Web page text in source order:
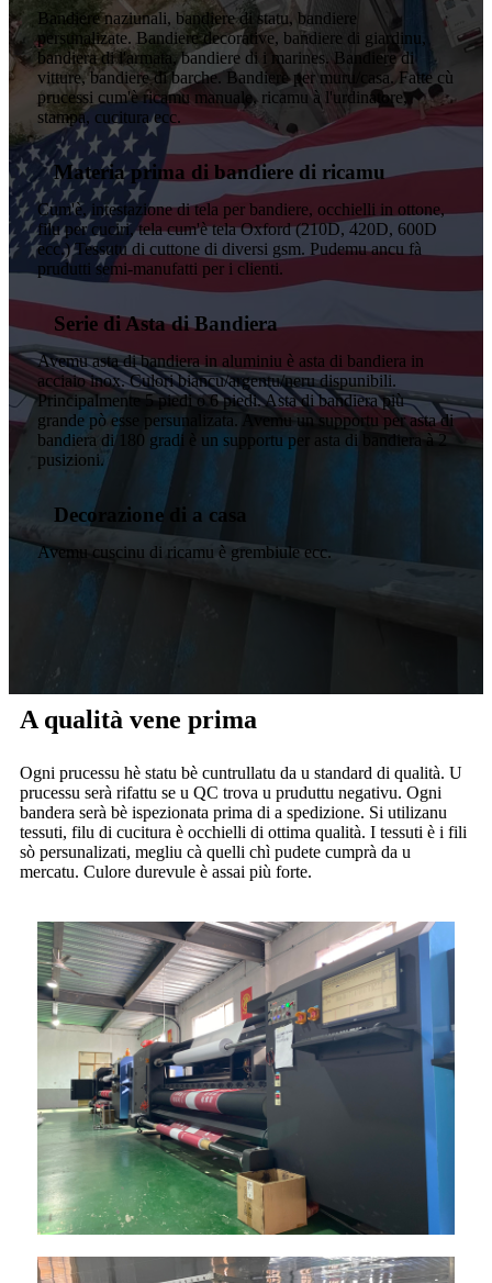
Bandiere naziunali, bandiere di statu, bandiere
persunalizate. Bandiere decorative, bandiere di giardinu,
bandiera di l'armata, bandiere di i marines. Bandiere di
vitture, bandiere di barche. Bandiere per muru/casa. Fatte cù
prucessi cum'è ricamu manuale, ricamu à l'urdinatore,
stampa, cucitura ecc.
Materia prima di bandiere di ricamu
Cum'è, intestazione di tela per bandiere, occhielli in ottone,
filu per cuciri, tela cum'è tela Oxford (210D, 420D, 600D
ecc.) Tessutu di cuttone di diversi gsm. Pudemu ancu fà
prudutti semi-manufatti per i clienti.
Serie di Asta di Bandiera
Avemu asta di bandiera in aluminiu è asta di bandiera in
acciaio inox. Culori biancu/argentu/neru dispunibili.
Principalmente 5 piedi o 6 piedi. Asta di bandiera più
grande pò esse persunalizata. Avemu un supportu per asta di
bandiera di 180 gradi è un supportu per asta di bandiera à 2
pusizioni.
Decorazione di a casa
Avemu cuscinu di ricamu è grembiule ecc.
A qualità vene prima
Ogni prucessu hè statu bè cuntrullatu da u standard di qualità. U
prucessu serà rifattu se u QC trova u pruduttu negativu. Ogni
bandera serà bè ispezionata prima di a spedizione. Si utilizanu
tessuti, filu di cucitura è occhielli di ottima qualità. I ​​tessuti è i fili
sò persunalizati, megliu cà quelli chì pudete cumprà da u
mercatu. Culore durevule è assai più forte.